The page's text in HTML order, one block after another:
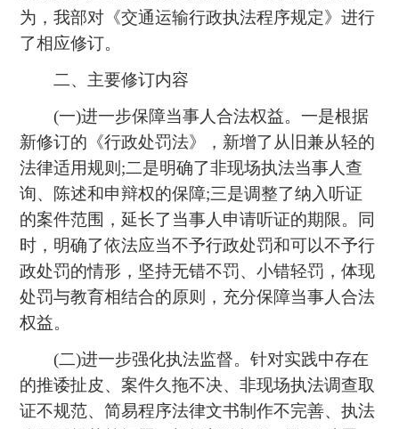
为，我部对《交通运输行政执法程序规定》进行
了相应修订。
二、主要修订内容
(一)进一步保障当事人合法权益。一是根据
新修订的《行政处罚法》，新增了从旧兼从轻的
法律适用规则;二是明确了非现场执法当事人查
询、陈述和申辩权的保障;三是调整了纳入听证
的案件范围，延长了当事人申请听证的期限。同
时，明确了依法应当不予行政处罚和可以不予行
政处罚的情形，坚持无错不罚、小错轻罚，体现
处罚与教育相结合的原则，充分保障当事人合法
权益。
(二)进一步强化执法监督。针对实践中存在
的推诿扯皮、案件久拖不决、非现场执法调查取
证不规范、简易程序法律文书制作不完善、执法